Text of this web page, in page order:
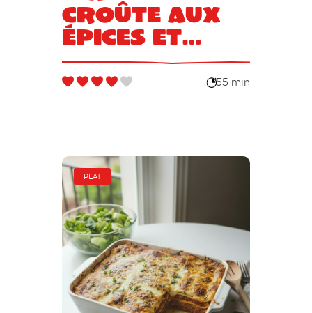
croûte aux
épices et
pignons
55 min
PLAT